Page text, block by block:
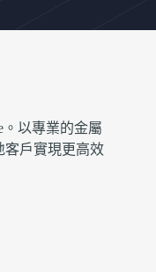
。以專業的金屬
客戶實現更高效